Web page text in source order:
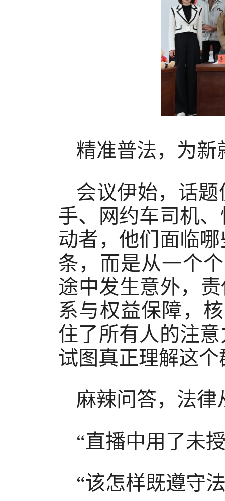
精准普法，为新
会议伊始，话
手、网约车司机
动者，他们面临
条，而是从一个
途中发生意外，
系与权益保障，
住了所有人的注
试图真正理解这
麻辣问答，法律
“直播中用了未
“该怎样既遵守